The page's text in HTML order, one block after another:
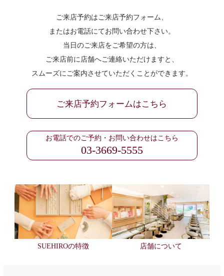
ご来店予約はご来店予約フォーム、
またはお電話にてお問い合わせ下さい。
当日のご来店をご希望の方は、
ご来店前に店舗へご連絡いただけますと、
スムーズにご案内させていただくことができます。
ご来店予約フォームはこちら
お電話でのご予約・お問い合わせはこちら
03-3669-5555
SUEHIROの特徴 店舗について